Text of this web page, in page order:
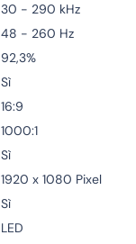
30 - 290 kHz
48 - 260 Hz
92,3%
Sì
16:9
1000:1
Sì
1920 x 1080 Pixel
Sì
LED